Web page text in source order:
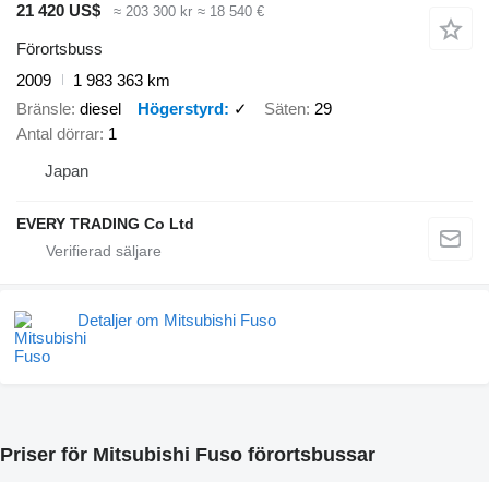
21 420 US$
≈ 203 300 kr ≈ 18 540 €
Förortsbuss
2009
1 983 363 km
Bränsle diesel Högerstyrd ✓ Säten 29
Antal dörrar 1
Japan
EVERY TRADING Co Ltd
Detaljer om Mitsubishi Fuso
Priser för Mitsubishi Fuso förortsbussar